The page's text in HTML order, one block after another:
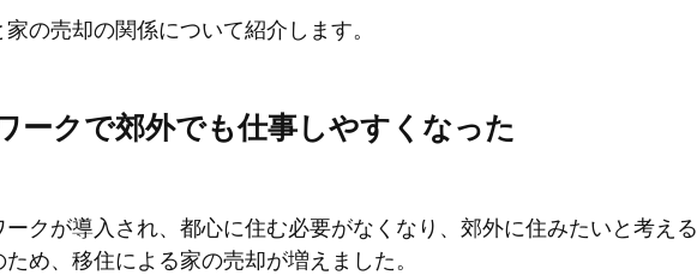
の売却の関係について紹介します。
ークで郊外でも仕事しやすくなった
クが導入され、都心に住む必要がなくなり、郊外に住みたいと考える
め、移住による家の売却が増えました。